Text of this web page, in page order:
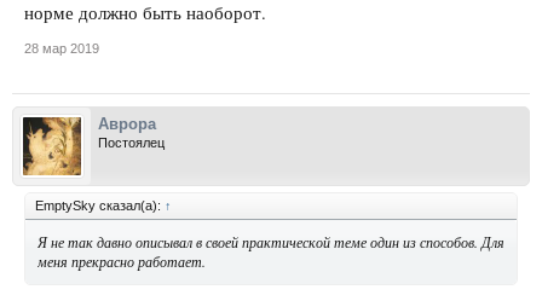
норме должно быть наоборот.
28 мар 2019
Аврора
Постоялец
EmptySky сказал(а): ↑
Я не так давно описывал в своей практической теме один из способов. Для
меня прекрасно работает.